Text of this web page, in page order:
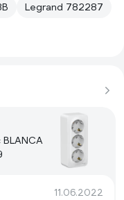
Legrand 782287
11.06.2022